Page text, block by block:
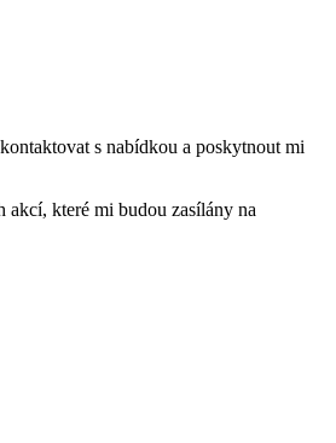
s nabídkou a poskytnout mi
které mi budou zasílány na